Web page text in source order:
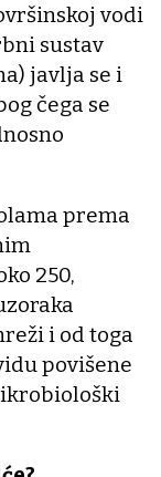
vodi
sustav
javlja se i
čega se
prema
250,
i od toga
povišene